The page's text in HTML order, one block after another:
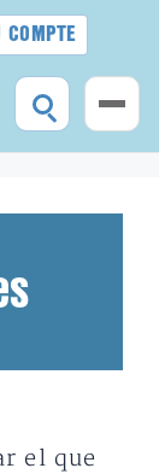
COMPTE
el que